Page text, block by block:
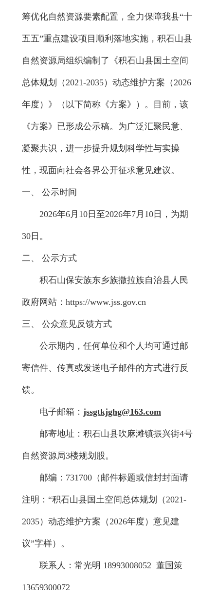
筹优化自然资源要素配置，全力保障我县“十
五五”重点建设项目顺利落地实施，积石山县
自然资源局组织编制了《积石山县国土空间
总体规划（2021-2035）动态维护方案（2026
年度）》（以下简称《方案》）。目前，该
《方案》已形成公示稿。为广泛汇聚民意、
凝聚共识，进一步提升规划科学性与实操
性，现面向社会各界公开征求意见建议。
一、 公示时间
2026年6月10日至2026年7月10日，为期
30日。
二、 公示方式
积石山保安族东乡族撒拉族自治县人民
政府网站：https://www.jss.gov.cn
三、 公众意见反馈方式
公示期内，任何单位和个人均可通过邮
寄信件、传真或发送电子邮件的方式进行反
馈。
电子邮箱： jssgtkjghg@163.com
邮寄地址：积石山县吹麻滩镇振兴街4号
自然资源局3楼规划股。
邮编：731700（邮件标题或信封封面请
注明：“积石山县国土空间总体规划（2021-
2035）动态维护方案（2026年度）意见建
议”字样）。
联系人：常光明 18993008052 董国策
13659300072